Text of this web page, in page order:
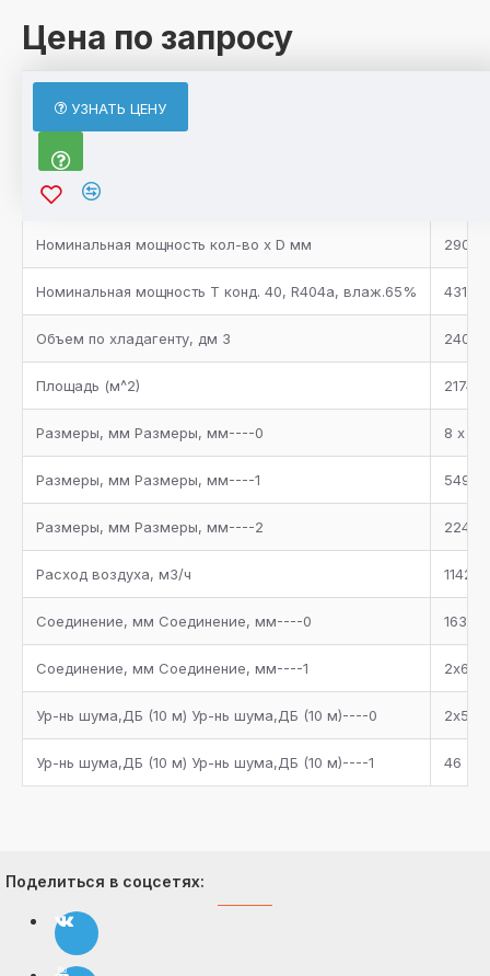
Цена по запросу
УЗНАТЬ ЦЕНУ
ХАРАКТЕРИСТИКИ
Характеристики товара
Вес, кг (не более)
Номинальная мощность кол-во х D мм 290,2
Номинальная мощность Т конд. 40, R404a, влаж.65% 431,2
Объем по хладагенту, дм 3 240
Площадь (м^2) 2174
Размеры, мм Размеры, мм----0 8 х
Размеры, мм Размеры, мм----1 5495
Размеры, мм Размеры, мм----2 2240
Расход воздуха, м3/ч 114250
Соединение, мм Соединение, мм----0 1630
Соединение, мм Соединение, мм----1 2х64
Ур-нь шума,ДБ (10 м) Ур-нь шума,ДБ (10 м)----0 2х54
Ур-нь шума,ДБ (10 м) Ур-нь шума,ДБ (10 м)----1 46
Поделиться в соцсетях: